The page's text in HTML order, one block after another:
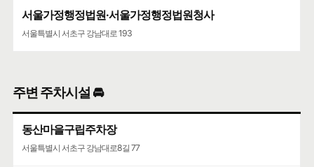
서울가정행정법원·서울가정행정법원청사
서울특별시 서초구 강남대로 193
주변 주차시설 🚘
동산마을구립주차장
서울특별시 서초구 강남대로8길 77